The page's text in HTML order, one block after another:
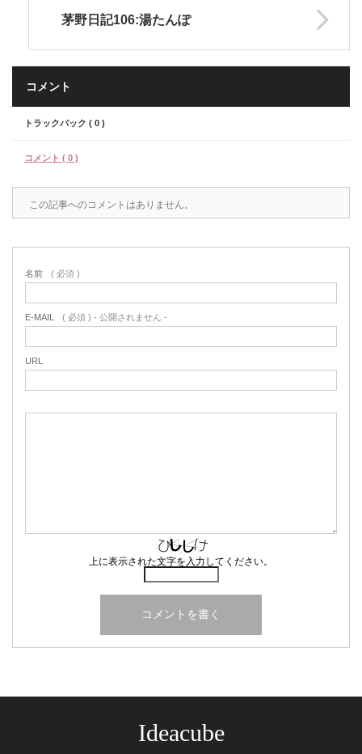
茅野日記106:湯たんぽ
コメント
トラックバック ( 0 )
コメント ( 0 )
この記事へのコメントはありません。
名前 ( 必須 )
E-MAIL ( 必須 ) - 公開されません -
URL
上に表示された文字を入力してください。
Ideacube